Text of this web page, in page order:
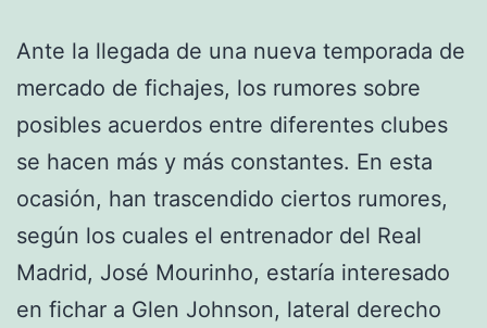
Ante la llegada de una nueva temporada de
mercado de fichajes, los rumores sobre
posibles acuerdos entre diferentes clubes
se hacen más y más constantes. En esta
ocasión, han trascendido ciertos rumores,
según los cuales el entrenador del Real
Madrid, José Mourinho, estaría interesado
en fichar a Glen Johnson, lateral derecho